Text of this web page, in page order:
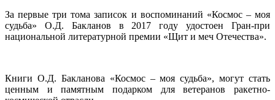
За первые три тома записок и воспоминаний «Космос – моя
судьба»
О.Д. Бакланов в 2017 году удостоен Гран-при
национальной литературной премии «Щит и меч Отечества».
Книги О.Д. Бакланова «Космос – моя судь­ба», могут стать
ценным и памятным подарком для ветеранов ракетно-